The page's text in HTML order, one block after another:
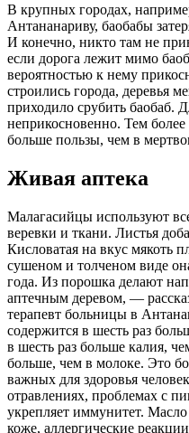
В крупных городах,
Антананариву, баобабы
И конечно, никто там не
если дорога лежит мимо
вероятностью к нему
строились города, деревья
приходило срубить баобаб.
неприкосновенно. Тем
больше пользы, чем в
Живая аптека
Малагасийцы используют
веревки и ткани. Листья
Кисловатая на вкус мякоть
сушеном и толченом виде
года. Из порошка делают
аптечным деревом, —
терапевт больницы в
содержится в шесть раз
в шесть раз больше калия,
больше, чем в молоке. Это
важных для здоровья
отравлениях, проблемах с
укрепляет иммунитет.
коже, аллергические